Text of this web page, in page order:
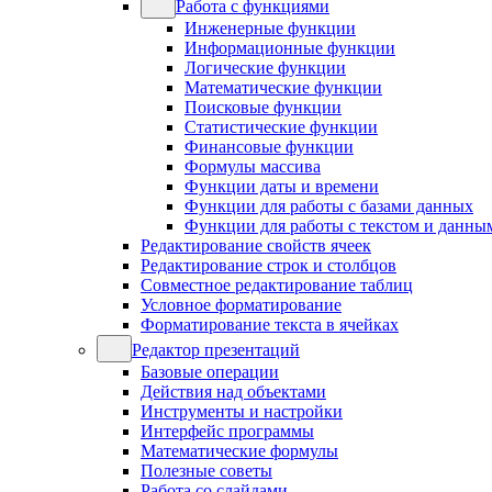
Работа с функциями
Инженерные функции
Информационные функции
Логические функции
Математические функции
Поисковые функции
Статистические функции
Финансовые функции
Формулы массива
Функции даты и времени
Функции для работы с базами данных
Функции для работы с текстом и
Редактирование свойств ячеек
Редактирование строк и столбцов
Совместное редактирование таблиц
Условное форматирование
Форматирование текста в ячейках
Редактор презентаций
Базовые операции
Действия над объектами
Инструменты и настройки
Интерфейс программы
Математические формулы
Полезные советы